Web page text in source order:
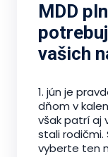
MDD
vašich
1. jún je
dňom v
však patrí aj
stali rodičmi.
vyberte ten